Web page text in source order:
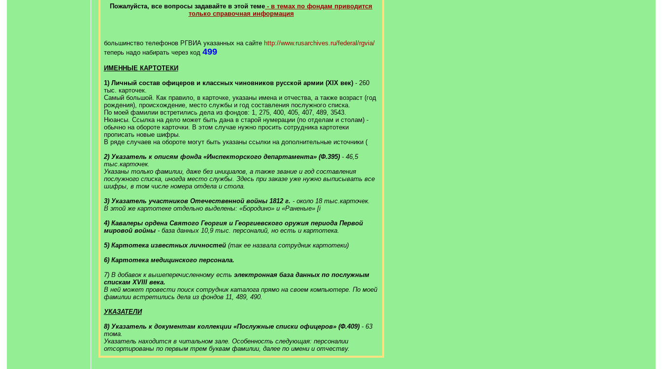
Пожалуйста, все вопросы задавайте в этой теме - в темах по фондам приводится
только справочная информация
большинство телефонов РГВИА указанных на сайте http://www.rusarchives.ru/federal/rgvia/
теперь надо набирать через код 499
ИМЕННЫЕ КАРТОТЕКИ
1) Личный состав офицеров и классных чиновников русской армии (XIX век)- 260
тыс. карточек.
Самый большой. Как правило, в карточке, указаны имена и отчества, а также возраст (год
рождения), происхождение, место службы и год составления послужного списка.
По моей фамилии встретились дела из фондов: 1, 275, 400, 405, 407, 489, 3543.
Нюансы. Ссылка на дело может быть дана в старой нумерации (по отделам и столам) -
обычно на обороте карточки. В этом случае нужно просить сотрудника картотеки
прописать новые шифры.
В ряде случаев на обороте могут быть указаны ссылки на дополнительные источники (
2) Указатель к описям фонда «Инспекторского департамента» (Ф.395)- 46,5
тыс.карточек.
Указаны только фамилии, даже без инициалов, а также звание и год составления
послужного списка, иногда место службы. Здесь при заказе уже нужно выписывать все
шифры, в том числе номера отдела и стола.
3) Указатель участников Отечественной войны 1812 г. - около 18 тыс.карточек.
В этой же картотеке отдельно выделены: «Бородино» и «Раненые» [i
4) Кавалеры ордена Святого Георгия и Георгиевского оружия периода Первой
мировой войны- база данных 10,9 тыс. персоналий, но есть и картотека.
5) Картотека известных личностей(так ее назвала сотрудник картотеки)
6) Картотека медицинского персонала.
7) В добавок к вышеперечисленному есть электронная база данных по послужным
спискам XVIII века.
В ней может провести поиск сотрудник каталога прямо на своем компьютере. По моей
фамилии встретились дела из фондов 11, 489, 490.
УКАЗАТЕЛИ
8) Указатель к документам коллекции «Послужные списки офицеров» (Ф.409)- 63
тома.
Указатель находится в читальном зале. Особенность следующая: персоналии
отсортированы по первым трем буквам фамилии, далее по имени и отчеству.